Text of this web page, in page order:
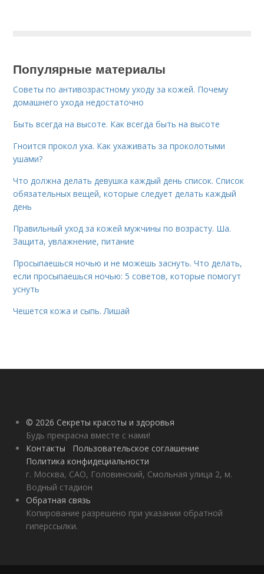
Популярные материалы
Советы по антивозрастному уходу за кожей. Почему
домашнего ухода недостаточно
Быть всегда на высоте. Как всегда быть на высоте
Гноится прокол уха. Как ухаживать за проколотыми
ушами?
Что должна делать девушка каждый день список. Список
обязательных вещей, которые следует делать каждый
день
Правильный уход за кожей мужчины по возрасту. Ша.
Защита, увлажнение, питание
Просыпаешься ночью и не можешь заснуть. Что делать,
если просыпаешься ночью: 5 советов, которые помогут
уснуть
Чешется кожа и сыпь. Лишай
© 2026 Секреты красоты и здоровья
Будь прекрасна вместе с нами!
Контакты
Пользовательское соглашение
Политика конфидециальности
г. Москва, САО, Головинский, Смольная улица 2, м.
Водный стадион
Обратная связь
Копирование разрешено при указании обратной
гиперссылки.